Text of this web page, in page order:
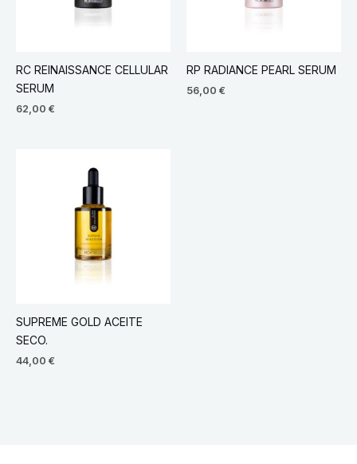
RC REINAISSANCE CELLULAR
SERUM
62,00 €
RP RADIANCE PEARL SERUM
56,00 €
SUPREME GOLD ACEITE
SECO.
44,00 €